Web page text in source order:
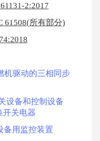
2:2017
61508(所有部分)
机驱动的三相同步
设备和控制设备
开关电器
备用监控装置